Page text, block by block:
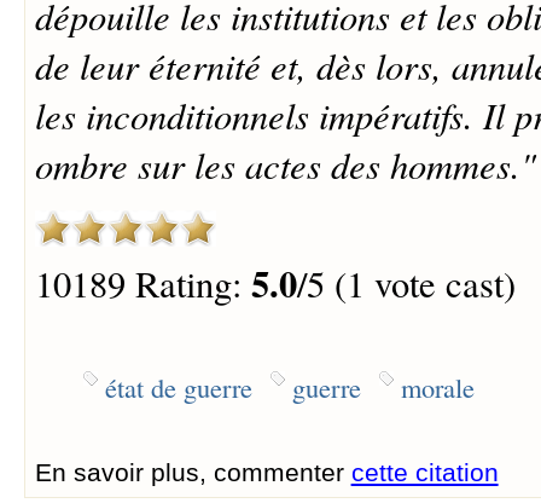
dépouille les institutions et les
de leur éternité et, dès lors,
les inconditionnels impératifs. Il
ombre sur les actes des hommes."
10189 Rating: 5.0/5 (1 vote cast)
état de guerre guerre morale
En savoir plus, commenter cette citation